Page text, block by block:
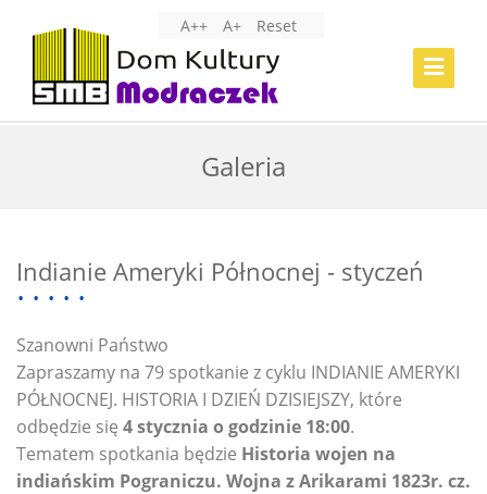
A++ A+ Reset
Toggle
Galeria
Indianie Ameryki Północnej - styczeń
Szanowni Państwo
Zapraszamy na 79 spotkanie z cyklu INDIANIE AMERYKI
PÓŁNOCNEJ. HISTORIA I DZIEŃ DZISIEJSZY, które
odbędzie się 4 stycznia o godzinie 18:00.
Tematem spotkania będzie Historia wojen na
indiańskim Pograniczu. Wojna z Arikarami 1823r. cz.